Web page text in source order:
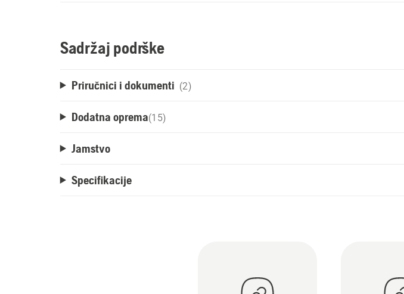
Sadržaj podrške
Priručnici i dokumenti (2)
Dodatna oprema(15)
Jamstvo
Specifikacije